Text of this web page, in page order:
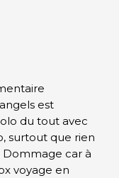
est
du tout avec
surtout que rien
Dommage car à
voyage en